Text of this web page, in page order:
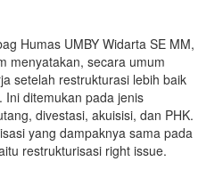
Humas UMBY Widarta SE MM,
menyatakan, secara umum
setelah restrukturasi lebih baik
ditemukan pada jenis
divestasi, akuisisi, dan PHK.
yang dampaknya sama pada
restrukturisasi right issue.